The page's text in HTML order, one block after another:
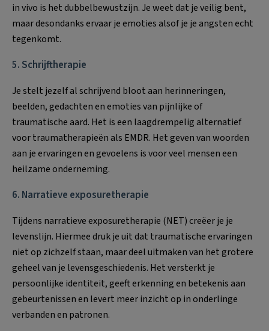
in vivo is het dubbelbewustzijn. Je weet dat je veilig bent,
maar desondanks ervaar je emoties alsof je je angsten echt
tegenkomt.
5. Schrijftherapie
Je stelt jezelf al schrijvend bloot aan herinneringen,
beelden, gedachten en emoties van pijnlijke of
traumatische aard. Het is een laagdrempelig alternatief
voor traumatherapieën als EMDR. Het geven van woorden
aan je ervaringen en gevoelens is voor veel mensen een
heilzame onderneming.
6. Narratieve exposuretherapie
Tijdens narratieve exposuretherapie (NET) creëer je je
levenslijn. Hiermee druk je uit dat traumatische ervaringen
niet op zichzelf staan, maar deel uitmaken van het grotere
geheel van je levensgeschiedenis. Het versterkt je
persoonlijke identiteit, geeft erkenning en betekenis aan
gebeurtenissen en levert meer inzicht op in onderlinge
verbanden en patronen.